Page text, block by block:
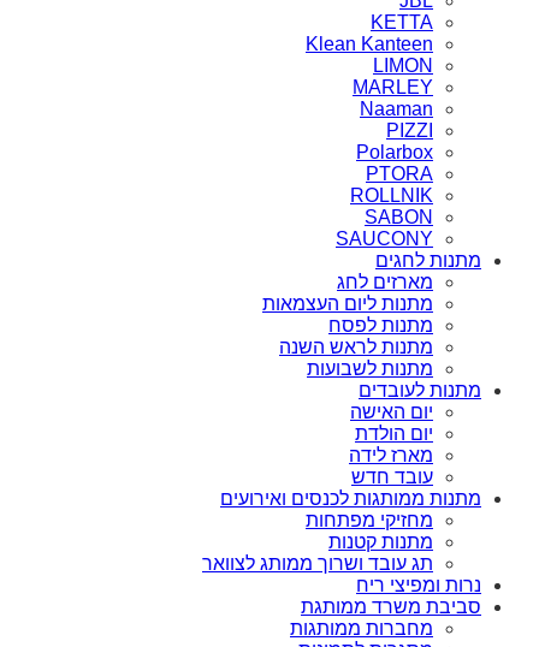
KETTA
Klean Kanteen
LIMON
MARLEY
Naaman
PIZZI
Polarbox
PTORA
ROLLNIK
SABON
SAUCONY
מתנות לחגים
מארזים לחג
מתנות ליום העצמאות
מתנות לפסח
מתנות לראש השנה
מתנות לשבועות
מתנות לעובדים
יום האישה
יום הולדת
מארז לידה
עובד חדש
מתנות ממותגות לכנסים ואירועים
מחזיקי מפתחות
מתנות קטנות
תג עובד ושרוך ממותג לצוואר
נרות ומפיצי ריח
סביבת משרד ממותגת
מחברות ממותגות